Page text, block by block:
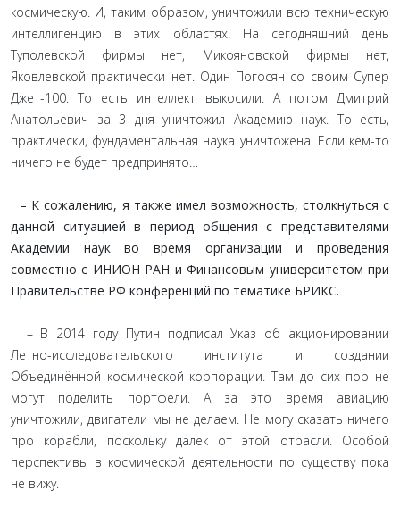
космическую. И, таким образом, уничтожили всю техническую
интеллигенцию в этих областях. На сегодняшний день
Туполевской фирмы нет, Микояновской фирмы нет,
Яковлевской практически нет. Один Погосян со своим Супер
Джет-100. То есть интеллект выкосили. А потом Дмитрий
Анатольевич за 3 дня уничтожил Академию наук. То есть,
практически, фундаментальная наука уничтожена. Если кем-то
ничего не будет предпринято…
– К сожалению, я также имел возможность, столкнуться с
данной ситуацией в период общения с представителями
Академии наук во время организации и проведения
совместно с ИНИОН РАН и Финансовым университетом при
Правительстве РФ конференций по тематике БРИКС.
– В 2014 году Путин подписал Указ об акционировании
Летно-исследовательского института и создании
Объединённой космической корпорации. Там до сих пор не
могут поделить портфели. А за это время авиацию
уничтожили, двигатели мы не делаем. Не могу сказать ничего
про корабли, поскольку далёк от этой отрасли. Особой
перспективы в космической деятельности по существу пока
не вижу.